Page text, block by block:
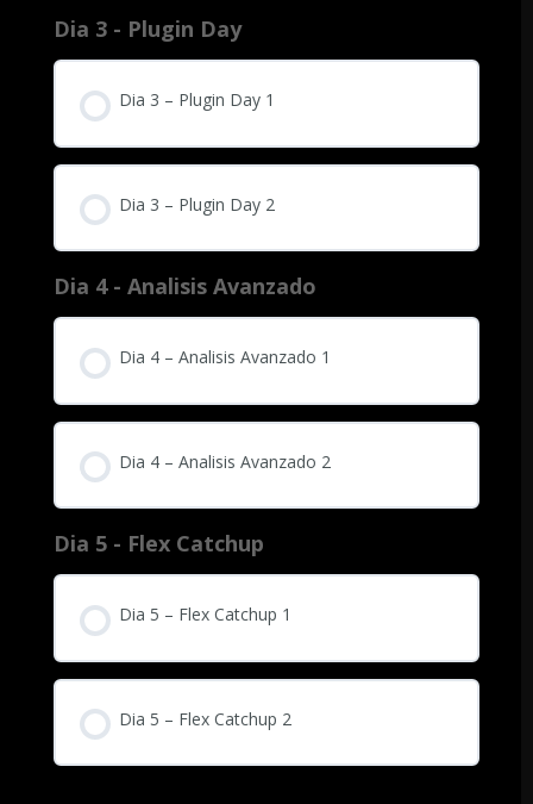
Dia 3 - Plugin Day
Dia 3 – Plugin Day 1
Dia 3 – Plugin Day 2
Dia 4 - Analisis Avanzado
Dia 4 – Analisis Avanzado 1
Dia 4 – Analisis Avanzado 2
Dia 5 - Flex Catchup
Dia 5 – Flex Catchup 1
Dia 5 – Flex Catchup 2